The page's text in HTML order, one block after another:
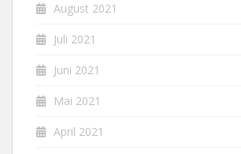
August 2021
Juli 2021
Juni 2021
Mai 2021
April 2021